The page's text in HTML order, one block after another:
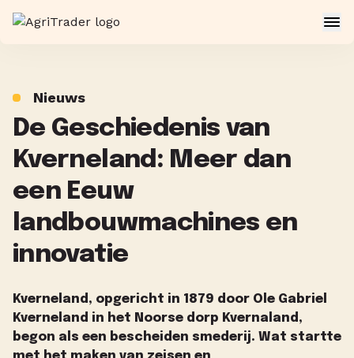
Nieuws
De Geschiedenis van
Kverneland: Meer dan
een Eeuw
landbouwmachines en
innovatie
Kverneland, opgericht in 1879 door Ole Gabriel
Kverneland in het Noorse dorp Kvernaland,
begon als een bescheiden smederij. Wat startte